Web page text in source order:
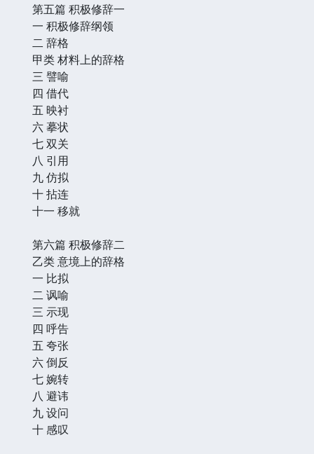
第五篇 积极修辞一
一 积极修辞纲领
二 辞格
甲类 材料上的辞格
三 譬喻
四 借代
五 映衬
六 摹状
七 双关
八 引用
九 仿拟
十 拈连
十一 移就
第六篇 积极修辞二
乙类 意境上的辞格
一 比拟
二 讽喻
三 示现
四 呼告
五 夸张
六 倒反
七 婉转
八 避讳
九 设问
十 感叹